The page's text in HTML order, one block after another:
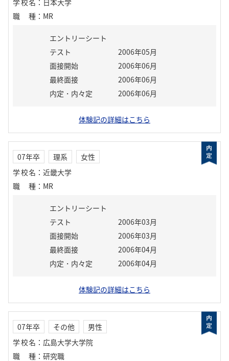
学校名 ： 日本大学
職種 ： MR
エントリーシート
テスト
2006年05月
面接開始
2006年06月
最終面接
2006年06月
内定・内々定
2006年06月
体験記の詳細はこちら
07年卒 理系
女性
学校名 ： 近畿大学
職種 ： MR
エントリーシート
テスト
2006年03月
面接開始
2006年03月
最終面接
2006年04月
内定・内々定
2006年04月
体験記の詳細はこちら
07年卒 その他
男性
学校名 ： 広島大学大学院
職種 ： 研究職